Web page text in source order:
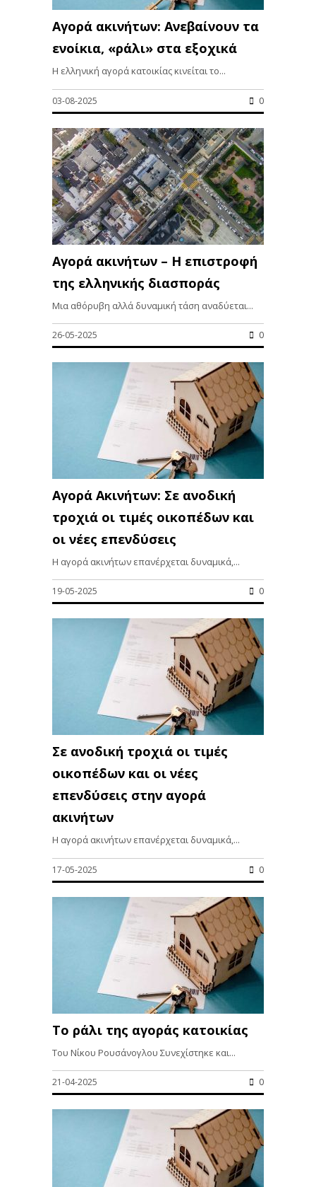
Αγορά ακινήτων: Ανεβαίνουν τα
ενοίκια, «ράλι» στα εξοχικά
Η ελληνική αγορά κατοικίας κινείται το...
03-08-2025 0
Αγορά ακινήτων – Η επιστροφή
της ελληνικής διασποράς
Μια αθόρυβη αλλά δυναμική τάση αναδύεται...
26-05-2025 0
Αγορά Ακινήτων: Σε ανοδική
τροχιά οι τιμές οικοπέδων και
οι νέες επενδύσεις
Η αγορά ακινήτων επανέρχεται δυναμικά,...
19-05-2025 0
Σε ανοδική τροχιά οι τιμές
οικοπέδων και οι νέες
επενδύσεις στην αγορά
ακινήτων
Η αγορά ακινήτων επανέρχεται δυναμικά,...
17-05-2025 0
Το ράλι της αγοράς κατοικίας
Του Νίκου Ρουσάνογλου Συνεχίστηκε και...
21-04-2025 0